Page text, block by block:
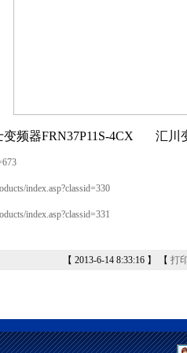
频器FRN37P11S-4CX
汇川
index.asp?classid=330
index.asp?classid=331
【 2013-6-14 8:33:16 】 【 打